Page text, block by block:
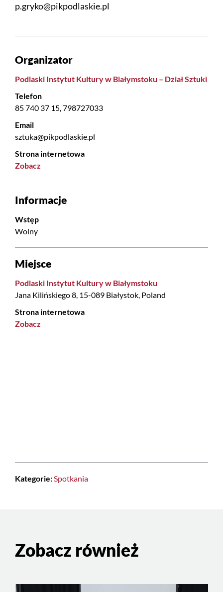
p.gryko@pikpodlaskie.pl
Organizator
Podlaski Instytut Kultury w Białymstoku – Dział Sztuki
Telefon
85 740 37 15, 798727033
Email
sztuka@pikpodlaskie.pl
Strona internetowa
Zobacz
Informacje
Wstęp
Wolny
Miejsce
Podlaski Instytut Kultury w Białymstoku
Jana Kilińskiego 8, 15-089 Białystok, Poland
Strona internetowa
Zobacz
Kategorie:Spotkania
Zobacz również